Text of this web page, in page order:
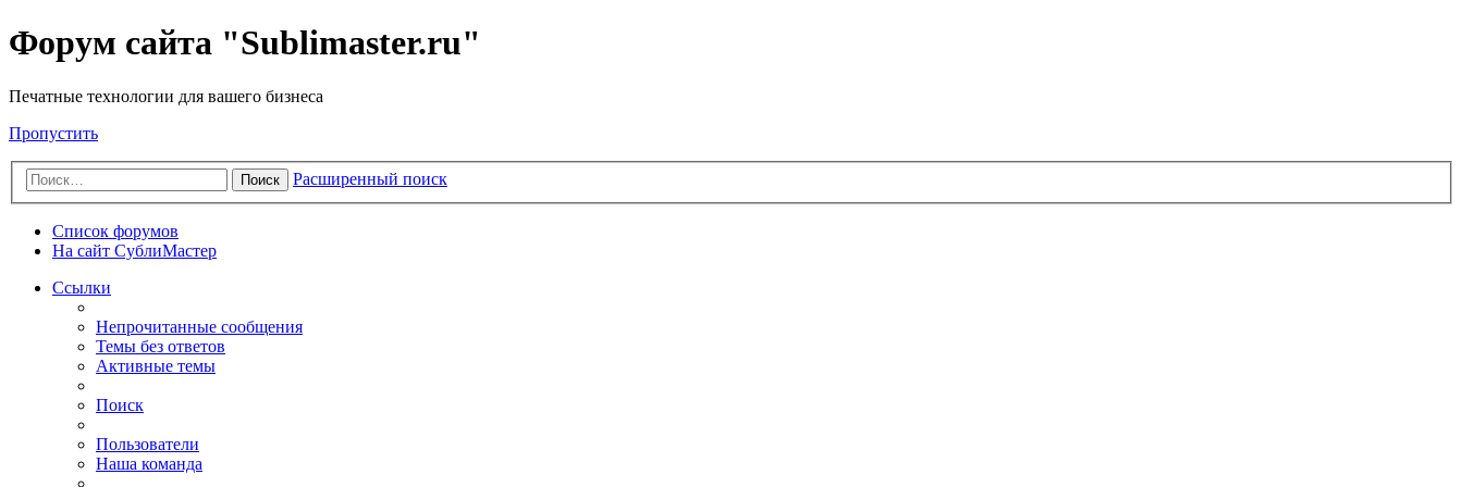
Форум сайта "Sublimaster.ru"
Печатные технологии для вашего бизнеса
Пропустить
Поиск Расширенный поиск
Список форумов
На сайт СублиМастер
Ссылки
Непрочитанные сообщения
Темы без ответов
Активные темы
Поиск
Пользователи
Наша команда